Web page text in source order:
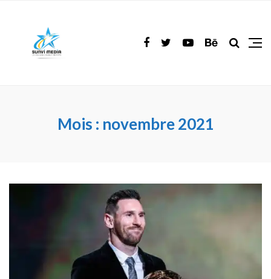
Mois : novembre 2021